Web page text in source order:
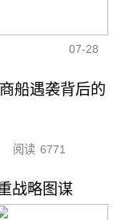
07-28
船遇袭背后的
阅读 6771
战略图谋